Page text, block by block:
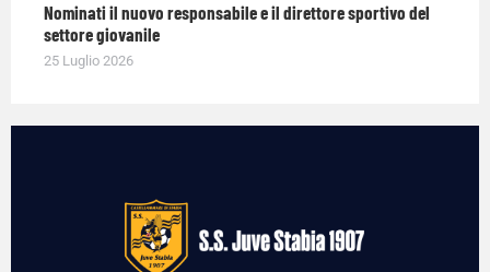
Nominati il nuovo responsabile e il direttore sportivo del
settore giovanile
25 Luglio 2026